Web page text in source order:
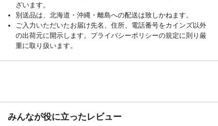
ざいます。
別送品は、北海道・沖縄・離島への配送は致しかねます。
ご入力いただいたお届け先名、住所、電話番号をカインズ以外
の出荷元に開示します。プライバシーポリシーの規定に則り厳
重に取り扱います。
みんなが役に立ったレビュー